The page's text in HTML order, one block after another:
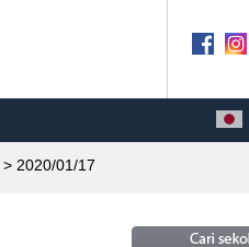
> 2020/01/17